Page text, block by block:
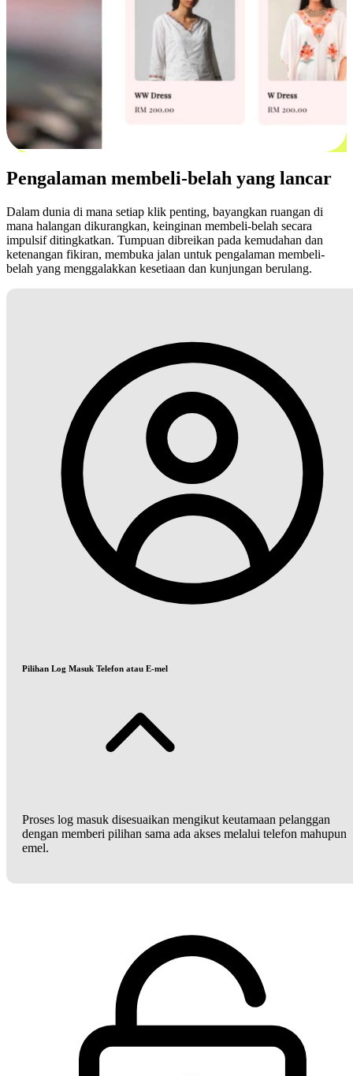
Pengalaman membeli-belah yang lancar
Dalam dunia di mana setiap klik penting, bayangkan ruangan di
mana halangan dikurangkan, keinginan membeli-belah secara
impulsif ditingkatkan. Tumpuan dibreikan pada kemudahan dan
ketenangan fikiran, membuka jalan untuk pengalaman membeli-
belah yang menggalakkan kesetiaan dan kunjungan berulang.
Pilihan Log Masuk Telefon atau E-mel
Proses log masuk disesuaikan mengikut keutamaan pelanggan
dengan memberi pilihan sama ada akses melalui telefon mahupun
emel.